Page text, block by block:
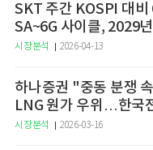
SKT 주간 KOSPI 대
SA~6G 사이클, 2029
예고
시장분석 2026-04-13
하나증권 "중동 분쟁
LNG 원가 우위…한국
승 전망"
시장분석 2026-03-16